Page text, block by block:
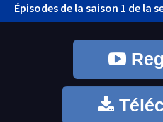
Épisodes de la saison 1 de la